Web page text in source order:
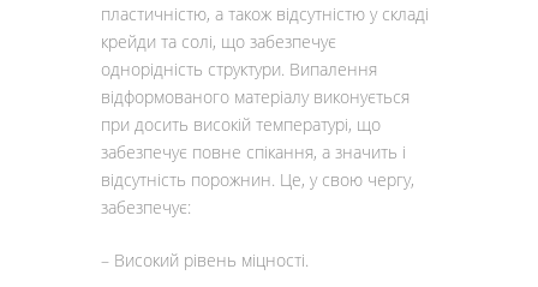
пластичністю, а також відсутністю у складі
крейди та солі, що забезпечує
однорідність структури. Випалення
відформованого матеріалу виконується
при досить високій температурі, що
забезпечує повне спікання, а значить і
відсутність порожнин. Це, у свою чергу,
забезпечує:
– Високий рівень міцності.